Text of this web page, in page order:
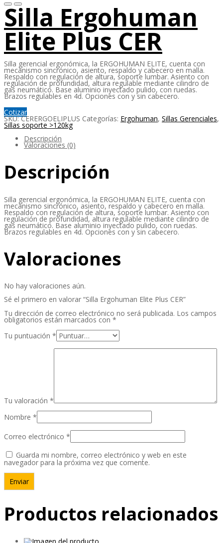
Silla Ergohuman
Elite Plus CER
Silla gerencial ergonómica, la ERGOHUMAN ELITE, cuenta con
mecanismo sincrónico, asiento, respaldo y cabecero en malla.
Respaldo con regulación de altura, soporte lumbar. Asiento con
regulación de profundidad, altura regulable mediante cilindro de
gas neumático. Base aluminio inyectado pulido, con ruedas.
Brazos regulables en 4d. Opciones con y sin cabecero.
Cotizar
SKU:CERERGOELIPLUS Categorías: Ergohuman, Sillas Gerenciales,
Sillas soporte >120kg
Descripción
Valoraciones (0)
Descripción
Silla gerencial ergonómica, la ERGOHUMAN ELITE, cuenta con
mecanismo sincrónico, asiento, respaldo y cabecero en malla.
Respaldo con regulación de altura, soporte lumbar. Asiento con
regulación de profundidad, altura regulable mediante cilindro de
gas neumático. Base aluminio inyectado pulido, con ruedas.
Brazos regulables en 4d. Opciones con y sin cabecero.
Valoraciones
No hay valoraciones aún.
Sé el primero en valorar “Silla Ergohuman Elite Plus CER”
Tu dirección de correo electrónico no será publicada. Los campos
obligatorios están marcados con *
Tu puntuación *
Tu valoración *
Nombre *
Correo electrónico *
Guarda mi nombre, correo electrónico y web en este
navegador para la próxima vez que comente.
Productos relacionados